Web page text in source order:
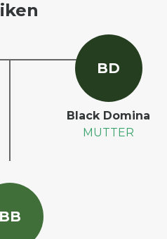
BB
BD
Black Domina
MUTTER